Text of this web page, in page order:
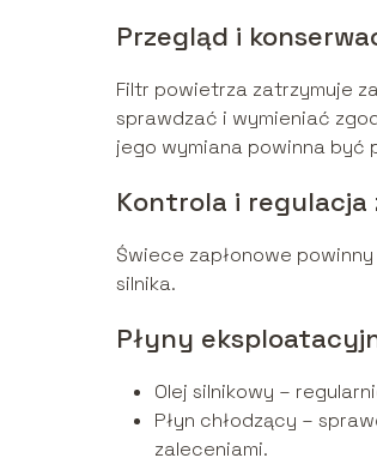
Przegląd i
Filtr powietrza zatrzymuje
sprawdzać i wymieniać
jego wymiana powinna być
Kontrola i regulacja
Świece zapłonowe
silnika.
Płyny
Olej silnikowy –
Płyn chłodzący –
zaleceniami.